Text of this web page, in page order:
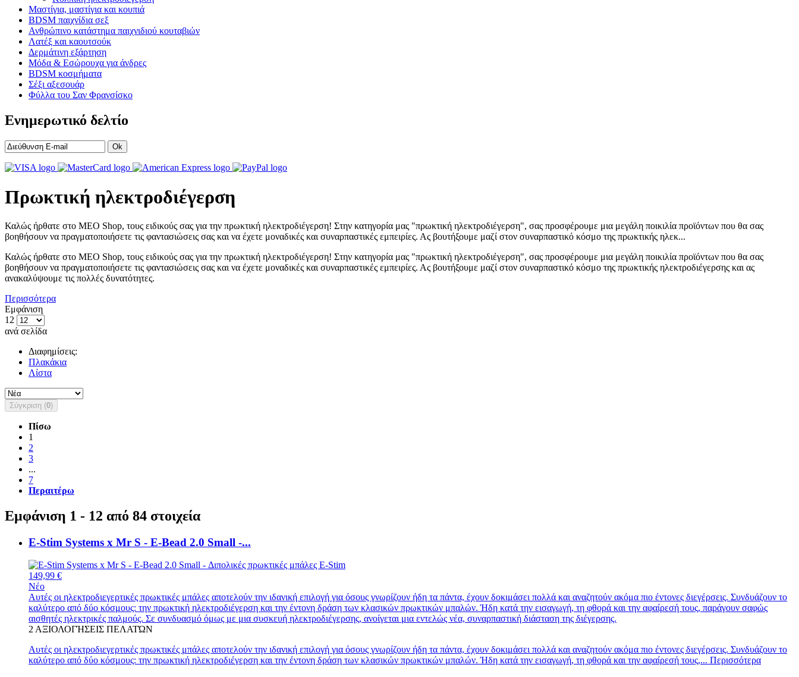
Μαστίγια, μαστίγια και κουπιά
BDSM παιχνίδια σεξ
Ανθρώπινο κατάστημα παιχνιδιού κουταβιών
Λατέξ και καουτσούκ
Δερμάτινη εξάρτηση
Μόδα & Εσώρουχα για άνδρες
BDSM κοσμήματα
Σέξι αξεσουάρ
Φύλλα του Σαν Φρανσίσκο
Ενημερωτικό δελτίο
Ok
Πρωκτική ηλεκτροδιέγερση
Καλώς ήρθατε στο MEO Shop, τους ειδικούς σας για την πρωκτική ηλεκτροδιέγερση! Στην κατηγορία μας "πρωκτική ηλεκτροδιέγερση", σας προσφέρουμε μια μεγάλη ποικιλία προϊόντων που θα σας
βοηθήσουν να πραγματοποιήσετε τις φαντασιώσεις σας και να έχετε μοναδικές και συναρπαστικές εμπειρίες. Ας βουτήξουμε μαζί στον συναρπαστικό κόσμο της πρωκτικής ηλεκ...
Καλώς ήρθατε στο MEO Shop, τους ειδικούς σας για την πρωκτική ηλεκτροδιέγερση! Στην κατηγορία μας "πρωκτική ηλεκτροδιέγερση", σας προσφέρουμε μια μεγάλη ποικιλία προϊόντων που θα σας
βοηθήσουν να πραγματοποιήσετε τις φαντασιώσεις σας και να έχετε μοναδικές και συναρπαστικές εμπειρίες. Ας βουτήξουμε μαζί στον συναρπαστικό κόσμο της πρωκτικής ηλεκτροδιέγερσης και ας
ανακαλύψουμε τις πολλές δυνατότητες.
Περισσότερα
Εμφάνιση
12
ανά σελίδα
Διαφημίσεις:
Πλακάκια
Λίστα
Σύγκριση (0)
Πίσω
1
2
3
...
7
Περαιτέρω
Εμφάνιση 1 - 12 από 84 στοιχεία
E-Stim Systems x Mr S - E-Bead 2.0 Small -...
149,99 €
Νέο
Αυτές οι ηλεκτροδιεγερτικές πρωκτικές μπάλες αποτελούν την ιδανική επιλογή για όσους γνωρίζουν ήδη τα πάντα, έχουν δοκιμάσει πολλά και αναζητούν ακόμα πιο έντονες διεγέρσεις. Συνδυάζουν το
καλύτερο από δύο κόσμους: την πρωκτική ηλεκτροδιέγερση και την έντονη δράση των κλασικών πρωκτικών μπαλών. Ήδη κατά την εισαγωγή, τη φθορά και την αφαίρεσή τους, παράγουν σαφώς
αισθητές ηλεκτρικές παλμούς. Σε συνδυασμό όμως με μια συσκευή ηλεκτροδιέγερσης, ανοίγεται μια εντελώς νέα, συναρπαστική διάσταση της διέγερσης.
2ΑΞΙΟΛΟΓΉΣΕΙΣ ΠΕΛΑΤΏΝ
Αυτές οι ηλεκτροδιεγερτικές πρωκτικές μπάλες αποτελούν την ιδανική επιλογή για όσους γνωρίζουν ήδη τα πάντα, έχουν δοκιμάσει πολλά και αναζητούν ακόμα πιο έντονες διεγέρσεις. Συνδυάζουν το
καλύτερο από δύο κόσμους: την πρωκτική ηλεκτροδιέγερση και την έντονη δράση των κλασικών πρωκτικών μπαλών. Ήδη κατά την εισαγωγή, τη φθορά και την αφαίρεσή τους,... Περισσότερα